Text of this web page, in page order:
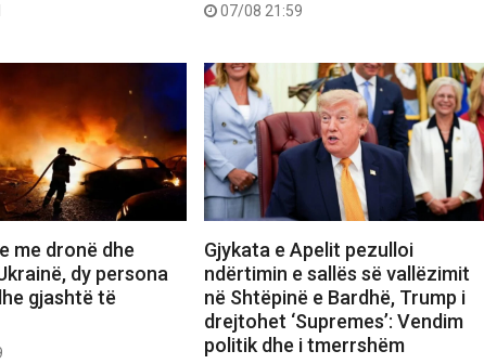
07/08 21:59
me dronë dhe
dy persona
gjashtë të
Gjykata e Apelit pezulloi
ndërtimin e sallës së vallëzimit
në Shtëpinë e Bardhë, Trump i
drejtohet ‘Supremes’: Vendim
politik dhe i tmerrshëm